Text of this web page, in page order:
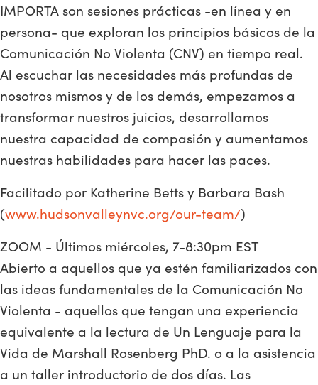
IMPORTA son sesiones prácticas -en línea y en
persona- que exploran los principios básicos de la
Comunicación No Violenta (CNV) en tiempo real.
Al escuchar las necesidades más profundas de
nosotros mismos y de los demás, empezamos a
transformar nuestros juicios, desarrollamos
nuestra capacidad de compasión y aumentamos
nuestras habilidades para hacer las paces.
Facilitado por Katherine Betts y Barbara Bash
(www.hudsonvalleynvc.org/our-team/)
ZOOM - Últimos miércoles, 7-8:30pm EST
Abierto a aquellos que ya estén familiarizados con
las ideas fundamentales de la Comunicación No
Violenta - aquellos que tengan una experiencia
equivalente a la lectura de Un Lenguaje para la
Vida de Marshall Rosenberg PhD. o a la asistencia
a un taller introductorio de dos días. Las